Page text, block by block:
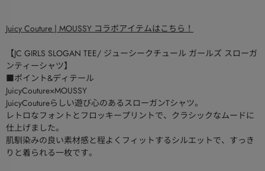
Juicy Couture | MOUSSY コラボアイテムはこちら！
【JC GIRLS SLOGAN TEE/ ジューシークチュール ガールズ スローガ
ンティーシャツ】
■ポイント&ディテール
JuicyCouture×MOUSSY
JuicyCoutureらしい遊び心のあるスローガンTシャツ。
レトロなフォントとフロッキープリントで、クラシックなムードに
仕上げました。
肌馴染みの良い素材感と程よくフィットするシルエットで、すっき
りと着られる一枚です。